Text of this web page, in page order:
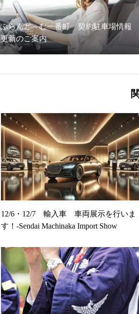
ぶらんど～む一番町 契約駐車場情報
更新のご案内
12/6・12/7 輸入車 車両展示を行いま
す！-Sendai Machinaka Import Show